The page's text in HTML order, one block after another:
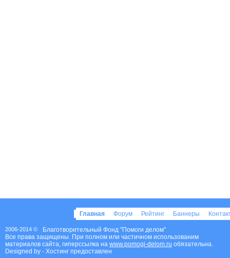
Главная Форум Рейтинг Баннеры
2006-2014 ©
Благотворительный Фонд "Помоги делом"
Все права защищены. При полном или частичном использованим
материалов сайта, гиперссылка на www.pomogi-delom.ru обязательна.
Designed by - Хостинг предоставлен